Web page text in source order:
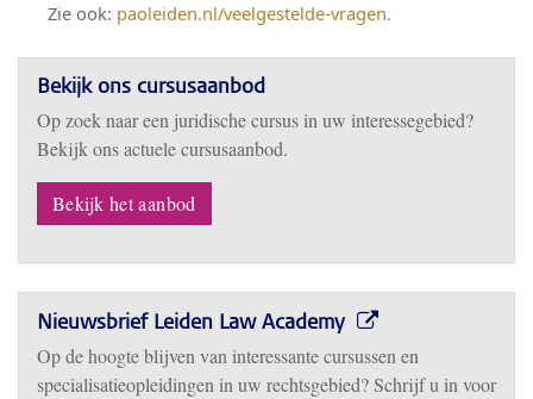
Zie ook: paoleiden.nl/veelgestelde-vragen.
Bekijk ons cursusaanbod
Op zoek naar een juridische cursus in uw interessegebied?
Bekijk ons actuele cursusaanbod.
Bekijk het aanbod
Nieuwsbrief Leiden Law Academy
Op de hoogte blijven van interessante cursussen en
specialisatieopleidingen in uw rechtsgebied? Schrijf u in voor